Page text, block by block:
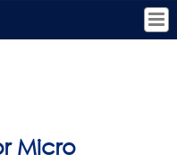
Micro